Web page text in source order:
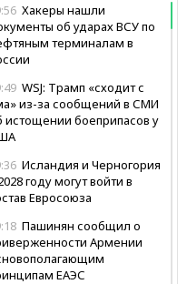
Хакеры нашли
об ударах ВСУ по
терминалам в
WSJ: Трамп «сходит с
из-за сообщений в СМИ
истощении боеприпасов у
Исландия и Черногория
году могут войти в
Евросоюза
Пашинян сообщил о
Армении
ЕАЭС